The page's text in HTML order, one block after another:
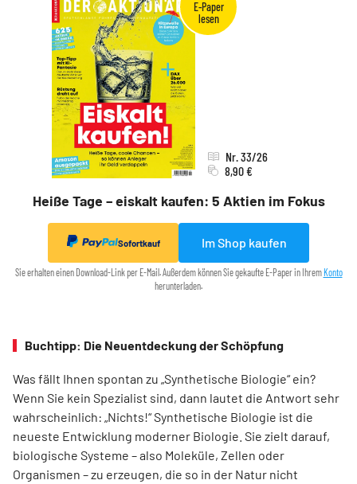
Heiße Tage – eiskalt kaufen: 5 Aktien im Fokus
Nr. 33/26
8,90 €
Sofortkauf Im Shop kaufen
Sie erhalten einen Download-Link per E-Mail. Außerdem können Sie gekaufte E-Paper in Ihrem Konto
herunterladen.
Buchtipp: Die Neuentdeckung der Schöpfung
Was fällt Ihnen spontan zu „Synthetische Biologie“ ein?
Wenn Sie kein Spezia­list sind, dann lautet die Antwort sehr
wahrscheinlich: „Nichts!“ Synthetische Biologie ist die
neueste Entwicklung moderner Biologie. Sie zielt darauf,
biologische Systeme – also Moleküle, Zellen oder
Organismen – zu erzeugen, die so in der Natur nicht